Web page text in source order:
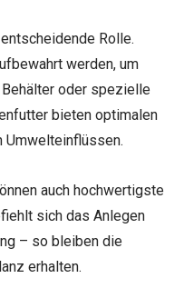
Rolle.
werden, um
oder spezielle
bieten optimalen
Umwelteinflüssen.
auch hochwertigste
sich das Anlegen
– so bleiben die
erhalten.